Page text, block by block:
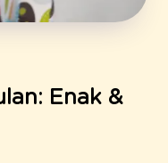
Enak &